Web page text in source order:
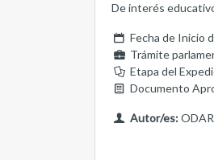
De interés
Fecha de Inicio
Trámite
Etapa del
Documento
Autor/es: